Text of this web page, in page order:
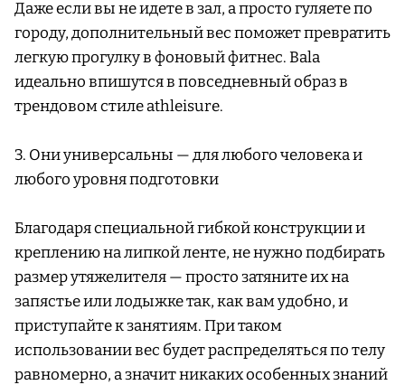
Даже если вы не идете в зал, а просто гуляете по
городу, дополнительный вес поможет превратить
легкую прогулку в фоновый фитнес. Bala
идеально впишутся в повседневный образ в
трендовом стиле athleisure.
3. Они универсальны — для любого человека и
любого уровня подготовки
Благодаря специальной гибкой конструкции и
креплению на липкой ленте, не нужно подбирать
размер утяжелителя — просто затяните их на
запястье или лодыжке так, как вам удобно, и
приступайте к занятиям. При таком
использовании вес будет распределяться по телу
равномерно, а значит никаких особенных знаний